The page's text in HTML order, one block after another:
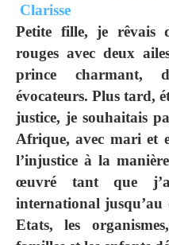
Petite fille, je rêvais
rouges avec deux
prince charmant,
évocateurs. Plus tard,
justice, je souhaitais
Afrique, avec mari et
l’injustice à la
œuvré tant que
international jusqu’au
Etats, les